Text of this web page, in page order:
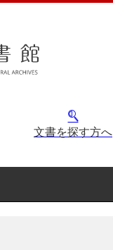
文書を探す方へ